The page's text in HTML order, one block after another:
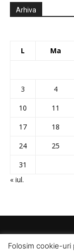
Arhiva
L Ma
3
4
10
11
17
18
24
25
31
« iul.
Folosim cookie-uri